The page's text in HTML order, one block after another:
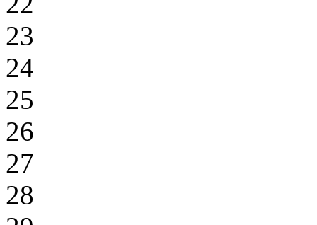
23
24
25
26
27
28